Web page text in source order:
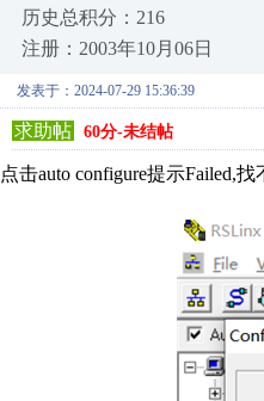
历史总积分：216
注册：2003年10月06日
发表于：2024-07-29 15:36:39
求助帖
60分-未结帖
点击auto configure提示Failed,